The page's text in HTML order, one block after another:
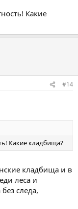
".
Какие
#14
Какие кладбища?
кладбища и в
леса и
следа,